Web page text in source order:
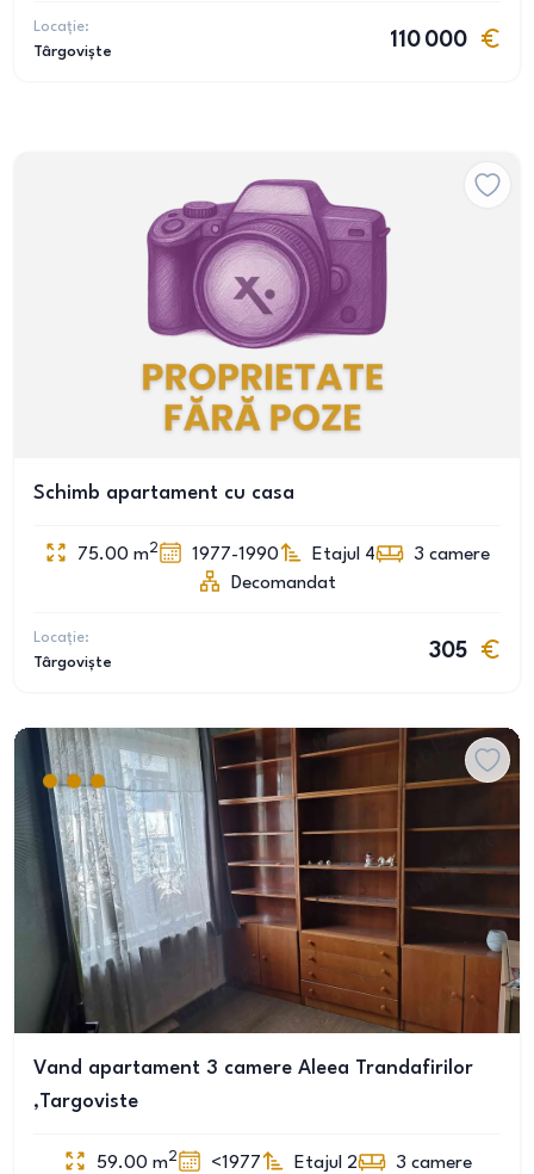
Locație:
Târgoviște
110 000
Schimb apartament cu casa
75.00 m2 1977-1990 Etajul 4 3 camere
Decomandat
Locație:
Târgoviște
305
Vand apartament 3 camere Aleea Trandafirilor
,Targoviste
59.00 m2 <1977 Etajul 2 3 camere